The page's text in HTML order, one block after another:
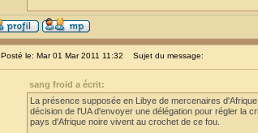
Posté le: Mar 01 Mar 2011 11:32 Sujet du message:
sang froid a écrit:
La présence supposée en Libye de mercenaires
décision de l'UA d'envoyer une délégation pour régler la
pays d'Afrique noire vivent au crochet de ce fou.